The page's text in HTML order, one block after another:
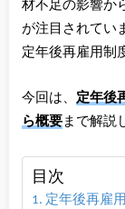
材不足の影響か
が注目されてい
定年後再雇用制
今回は、 定年後
ら概要まで解説
目次
定年後再雇